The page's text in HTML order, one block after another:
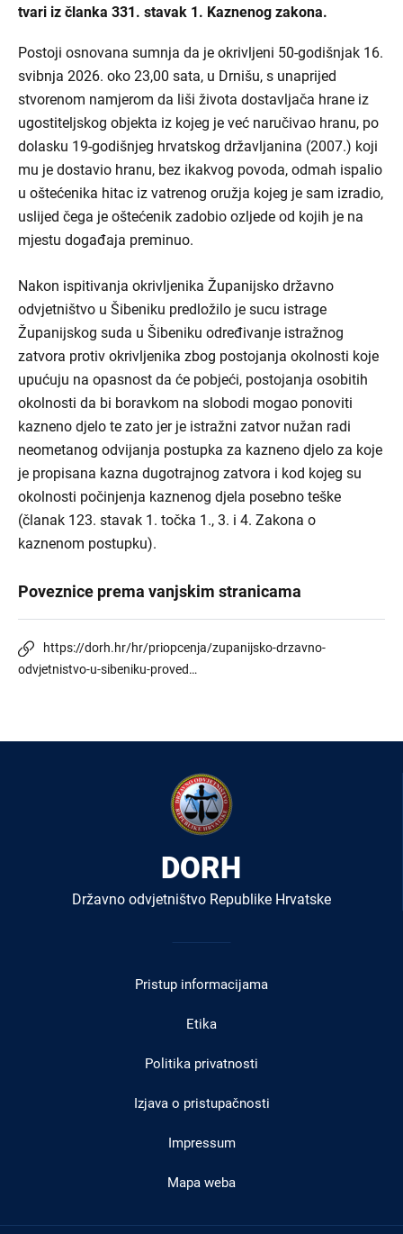
tvari iz članka 331. stavak 1. Kaznenog zakona.
Postoji osnovana sumnja da je okrivljeni 50-godišnjak 16.
svibnja 2026. oko 23,00 sata, u Drnišu, s unaprijed
stvorenom namjerom da liši života dostavljača hrane iz
ugostiteljskog objekta iz kojeg je već naručivao hranu, po
dolasku 19-godišnjeg hrvatskog državljanina (2007.) koji
mu je dostavio hranu, bez ikakvog povoda, odmah ispalio
u oštećenika hitac iz vatrenog oružja kojeg je sam izradio,
uslijed čega je oštećenik zadobio ozljede od kojih je na
mjestu događaja preminuo.
Nakon ispitivanja okrivljenika Županijsko državno
odvjetništvo u Šibeniku predložilo je sucu istrage
Županijskog suda u Šibeniku određivanje istražnog
zatvora protiv okrivljenika zbog postojanja okolnosti koje
upućuju na opasnost da će pobjeći, postojanja osobitih
okolnosti da bi boravkom na slobodi mogao ponoviti
kazneno djelo te zato jer je istražni zatvor nužan radi
neometanog odvijanja postupka za kazneno djelo za koje
je propisana kazna dugotrajnog zatvora i kod kojeg su
okolnosti počinjenja kaznenog djela posebno teške
(članak 123. stavak 1. točka 1., 3. i 4. Zakona o
kaznenom postupku).
Poveznice prema vanjskim stranicama
https://dorh.hr/hr/priopcenja/zupanijsko-drzavno-
odvjetnistvo-u-sibeniku-proved…
DORH
Državno odvjetništvo Republike Hrvatske
Pristup informacijama
Etika
Politika privatnosti
Izjava o pristupačnosti
Impressum
Mapa weba